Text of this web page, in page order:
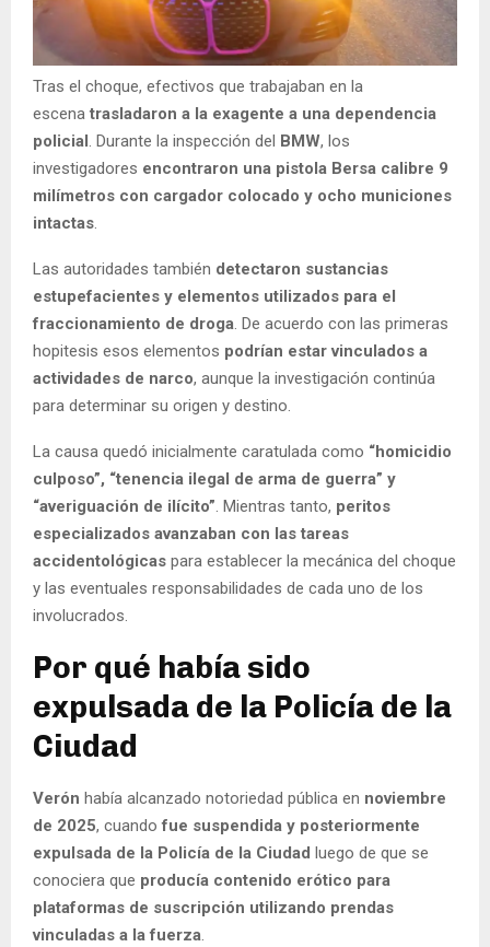
Tras el choque, efectivos que trabajaban en la
escena trasladaron a la exagente a una dependencia
policial . Durante la inspección del BMW, los
investigadores encontraron una pistola Bersa calibre 9
milímetros con cargador colocado y ocho municiones
intactas.
Las autoridades también detectaron sustancias
estupefacientes y elementos utilizados para el
fraccionamiento de droga. De acuerdo con las primeras
hopitesis esos elementos podrían estar vinculados a
actividades de narco, aunque la investigación continúa
para determinar su origen y destino.
La causa quedó inicialmente caratulada como “homicidio
culposo”, “tenencia ilegal de arma de guerra” y
“averiguación de ilícito”. Mientras tanto, peritos
especializados avanzaban con las tareas
accidentológicas para establecer la mecánica del choque
y las eventuales responsabilidades de cada uno de los
involucrados.
Por qué había sido
expulsada de la Policía de la
Ciudad
Verón había alcanzado notoriedad pública en noviembre
de 2025, cuandofue suspendida y posteriormente
expulsada de la Policía de la Ciudad luego de que se
conociera que producía contenido erótico para
plataformas de suscripción utilizando prendas
vinculadas a la fuerza.